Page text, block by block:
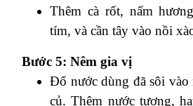
Thêm cà rốt, nấm
tím, và cần tây vào nồi
Bước 5: Nêm gia vị
Đổ nước dùng đã sôi vào
củ. Thêm nước tương,